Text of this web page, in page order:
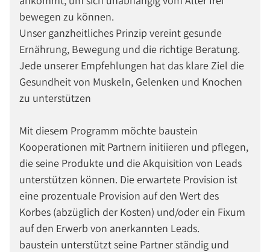
bewegen zu können.
Unser ganzheitliches Prinzip vereint gesunde
Ernährung, Bewegung und die richtige Beratung.
Jede unserer Empfehlungen hat das klare Ziel die
Gesundheit von Muskeln, Gelenken und Knochen
zu unterstützen
Mit diesem Programm möchte baustein
Kooperationen mit Partnern initiieren und pflegen,
die seine Produkte und die Akquisition von Leads
unterstützen können. Die erwartete Provision ist
eine prozentuale Provision auf den Wert des
Korbes (abzüglich der Kosten) und/oder ein Fixum
auf den Erwerb von anerkannten Leads.
baustein unterstützt seine Partner ständig und